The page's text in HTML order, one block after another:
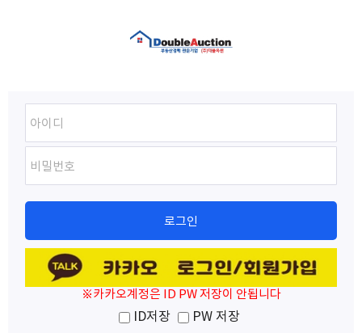
※카카오계정은 ID PW 저장이 안됩니다
ID저장 PW 저장